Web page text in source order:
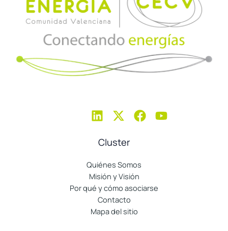
Cluster
Quiénes Somos
Misión y Visión
Por qué y cómo asociarse
Contacto
Mapa del sitio